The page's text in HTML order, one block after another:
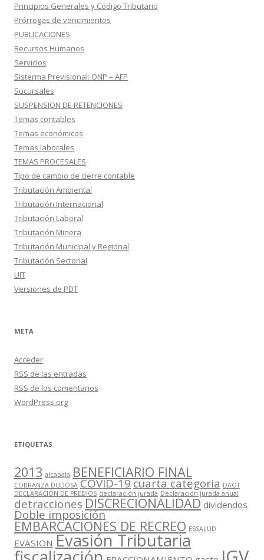
Principios Generales y Código Tributario
Prórrogas de vencimientos
PUBLICACIONES
Recursos Humanos
Servicios
Sisterma Previsional: ONP – AFP
Sucursales
SUSPENSION DE RETENCIONES
Temas contables
Temas económicos
Temas laborales
TEMAS PROCESALES
Tipo de cambio de cierre contable
Tributación Ambiental
Tributación Internacional
Tributación Laboral
Tributación Minera
Tributación Municipal y Regional
Tributación Sectorial
UIT
Versiones de PDT
META
Acceder
RSS de las entradas
RSS de los comentarios
WordPress.org
ETIQUETAS
2013 alcabala BENEFICIARIO FINAL
COBRANZA DUDOSA COVID-19cuarta categoria DAOT
DECLARACIÓN DE PREDIOS declaración jurada Declaración jurada anual
detracciones DISCRECIONALIDAD dividendos
Doble imposición
EMBARCACIONES DE RECREO ESSALUD
EVASION Evasión Tributaria